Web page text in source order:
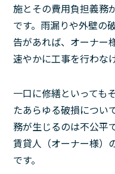
施とその費用負担義務
です。雨漏りや外壁の
告があれば、オーナー
速やかに工事を行わな
一口に修繕といっても
たあらゆる破損につい
務が生じるのは不公平
賃貸人（オーナー様）
です。